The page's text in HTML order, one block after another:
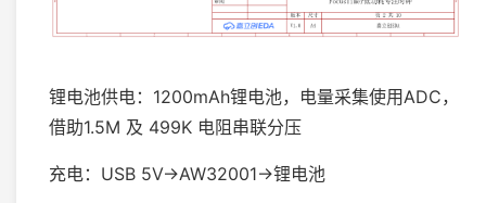
锂电池供电：1200mAh锂电池，电量采集使用ADC，
借助1.5M 及 499K 电阻串联分压
充电：USB 5V→AW32001→锂电池